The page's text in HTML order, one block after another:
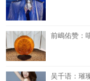
前嶋佑赞：
吴千语：璀